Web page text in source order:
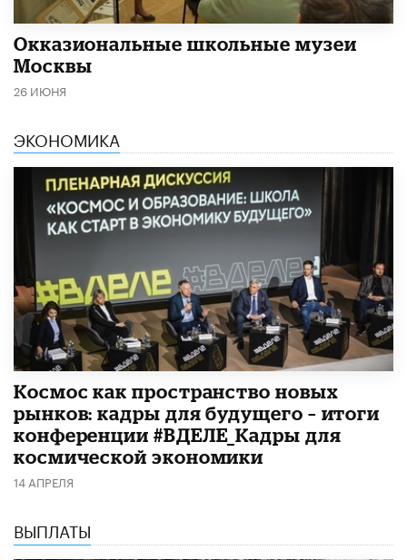
​Окказиональные школьные музеи
Москвы
26 ИЮНЯ
ЭКОНОМИКА
Космос как пространство новых
рынков: кадры для будущего – итоги
конференции #ВДЕЛЕ_Кадры для
космической экономики
14 АПРЕЛЯ
ВЫПЛАТЫ